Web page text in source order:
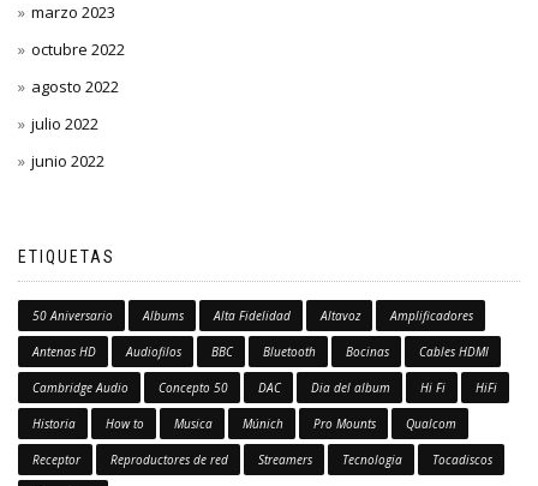
marzo 2023
octubre 2022
agosto 2022
julio 2022
junio 2022
ETIQUETAS
50 Aniversario Albums Alta Fidelidad Altavoz Amplificadores
Antenas HD Audiofilos BBC Bluetooth Bocinas Cables HDMI
Cambridge Audio Concepto 50 DAC Dia del album Hi Fi HiFi
Historia How to Musica Múnich Pro Mounts Qualcom
Receptor Reproductores de red Streamers Tecnologia Tocadiscos